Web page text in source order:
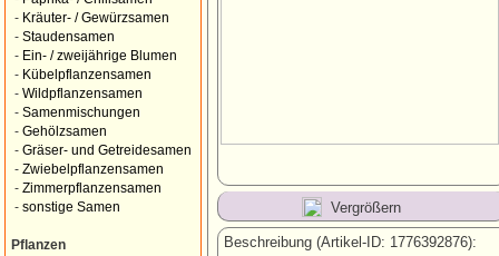
- Kräuter- / Gewürzsamen
- Staudensamen
- Ein- / zweijährige Blumen
- Kübelpflanzensamen
- Wildpflanzensamen
- Samenmischungen
- Gehölzsamen
- Gräser- und Getreidesamen
- Zwiebelpflanzensamen
- Zimmerpflanzensamen
- sonstige Samen
Pflanzen
Vergrößern
Beschreibung (Artikel-ID: 1776392876):